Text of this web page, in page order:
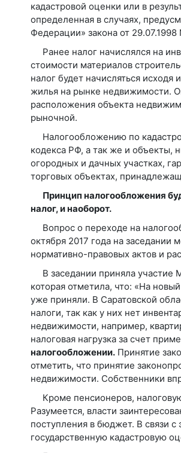
кадастровой оценки или в
определенная в случаях,
Федерации» закона от
Ранее налог начислялся на
стоимости материалов
налог будет начисляться
жилья на рынке недвижимости.
расположения объекта
рыночной.
Налогообложению по
кодекса РФ, а так же и объекты,
огородных и дачных участках,
торговых объектах,
Принцип налогообложения
налог, и наоборот.
Вопрос о переходе на
октября 2017 года на
нормативно-правовых актов и
В заседании приняла участие
которая отметила, что: «На
уже приняли. В Саратовской
налоги, так как у них нет
недвижимости, например,
налоговая нагрузка за счет
налогообложении.Принятие
отметить, что принятие
недвижимости. Собственники
Кроме пенсионеров,
Разумеется, власти
поступления в бюджет. В связи
государственную кадастровую